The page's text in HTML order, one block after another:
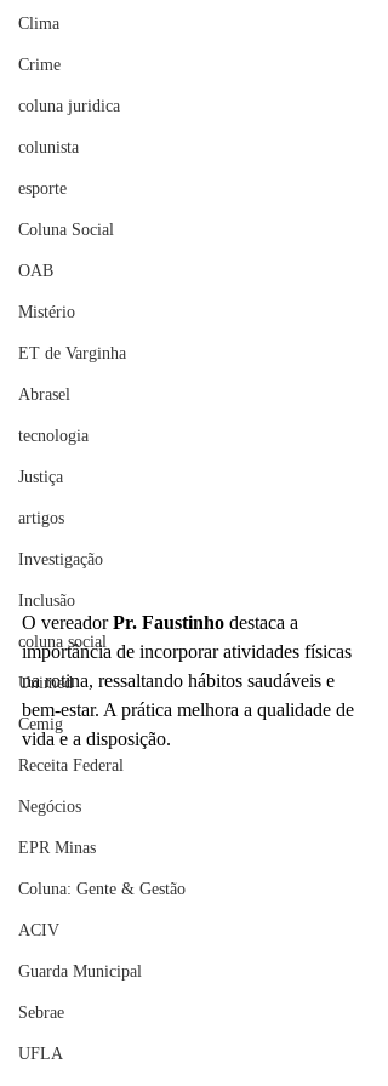
Clima
Crime
coluna juridica
colunista
esporte
Coluna Social
OAB
Mistério
ET de Varginha
Abrasel
tecnologia
Justiça
artigos
Investigação
Inclusão
coluna social
Unimed
Cemig
Receita Federal
Negócios
EPR Minas
Coluna: Gente & Gestão
ACIV
Guarda Municipal
Sebrae
UFLA
O vereador Pr. Faustinho destaca a
importância de incorporar atividades físicas
na rotina, ressaltando hábitos saudáveis e
bem-estar. A prática melhora a qualidade de
vida e a disposição.